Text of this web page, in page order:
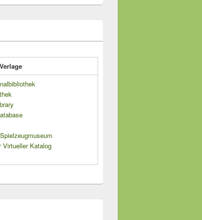
Virtueller Katalog